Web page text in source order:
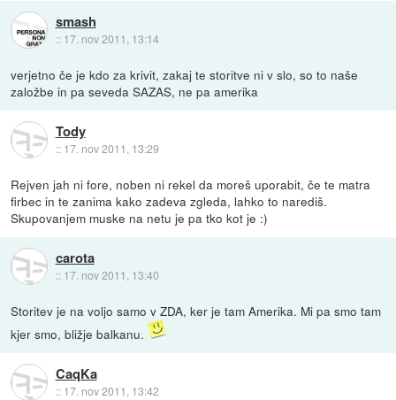
smash
:: 17. nov 2011, 13:14
verjetno če je kdo za krivit, zakaj te storitve ni v slo, so to naše
založbe in pa seveda SAZAS, ne pa amerika
Tody
:: 17. nov 2011, 13:29
Rejven jah ni fore, noben ni rekel da moreš uporabit, če te matra
firbec in te zanima kako zadeva zgleda, lahko to narediš.
Skupovanjem muske na netu je pa tko kot je :)
carota
:: 17. nov 2011, 13:40
Storitev je na voljo samo v ZDA, ker je tam Amerika. Mi pa smo tam
kjer smo, bližje balkanu.
CaqKa
:: 17. nov 2011, 13:42